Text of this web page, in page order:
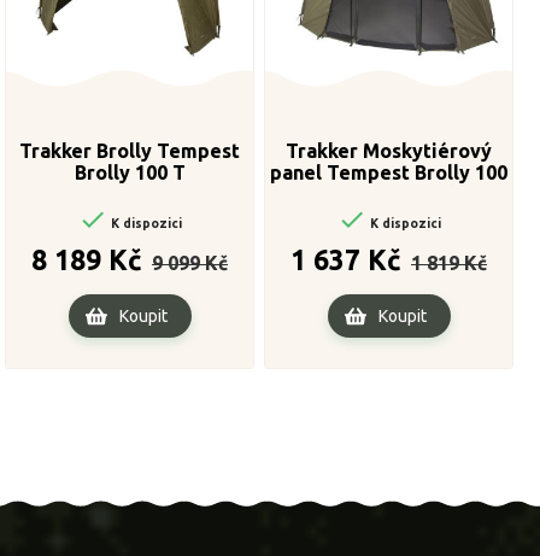
Trakker Brolly Tempest
Brolly 100 T
 K dispozici
8 189 Kč
cena
9 099 Kč
Koupit
Trakker Moskytiérový
panel Tempest Brolly 100
 K dispozici
1 637 Kč
cena
1 819 Kč
Koupit